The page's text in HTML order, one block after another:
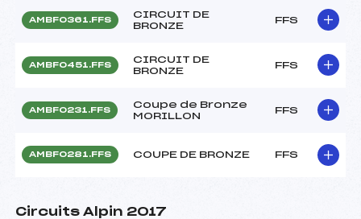
AMBF0361.FFS
CIRCUIT DE
BRONZE
FFS
AMBF0451.FFS
CIRCUIT DE
BRONZE
FFS
AMBF0231.FFS
Coupe de Bronze
MORILLON
FFS
AMBF0281.FFS COUPE DE BRONZE FFS
Circuits Alpin 2017